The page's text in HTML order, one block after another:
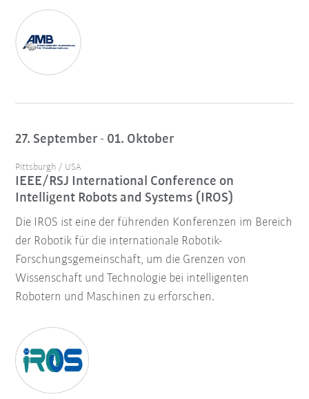
27. September - 01. Oktober
Pittsburgh / USA
IEEE/RSJ International Conference on
Intelligent Robots and Systems (IROS)
Die IROS ist eine der führenden Konferenzen im Bereich
der Robotik für die internationale Robotik-
Forschungsgemeinschaft, um die Grenzen von
Wissenschaft und Technologie bei intelligenten
Robotern und Maschinen zu erforschen.